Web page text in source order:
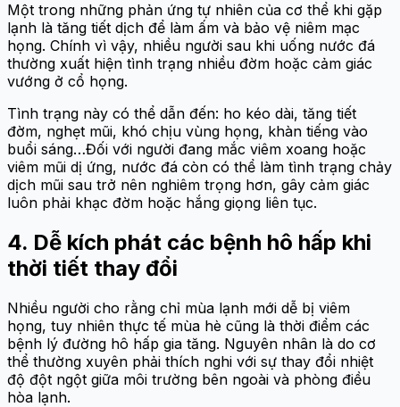
Một trong những phản ứng tự nhiên của cơ thể khi gặp
lạnh là tăng tiết dịch để làm ấm và bảo vệ niêm mạc
họng. Chính vì vậy, nhiều người sau khi uống nước đá
thường xuất hiện tình trạng nhiều đờm hoặc cảm giác
vướng ở cổ họng.
Tình trạng này có thể dẫn đến: ho kéo dài, tăng tiết
đờm, nghẹt mũi, khó chịu vùng họng, khàn tiếng vào
buổi sáng…Đối với người đang mắc viêm xoang hoặc
viêm mũi dị ứng, nước đá còn có thể làm tình trạng chảy
dịch mũi sau trở nên nghiêm trọng hơn, gây cảm giác
luôn phải khạc đờm hoặc hắng giọng liên tục.
4. Dễ kích phát các bệnh hô hấp khi
thời tiết thay đổi
Nhiều người cho rằng chỉ mùa lạnh mới dễ bị viêm
họng, tuy nhiên thực tế mùa hè cũng là thời điểm các
bệnh lý đường hô hấp gia tăng. Nguyên nhân là do cơ
thể thường xuyên phải thích nghi với sự thay đổi nhiệt
độ đột ngột giữa môi trường bên ngoài và phòng điều
hòa lạnh.